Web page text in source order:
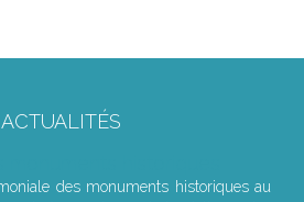
des monuments historiques au